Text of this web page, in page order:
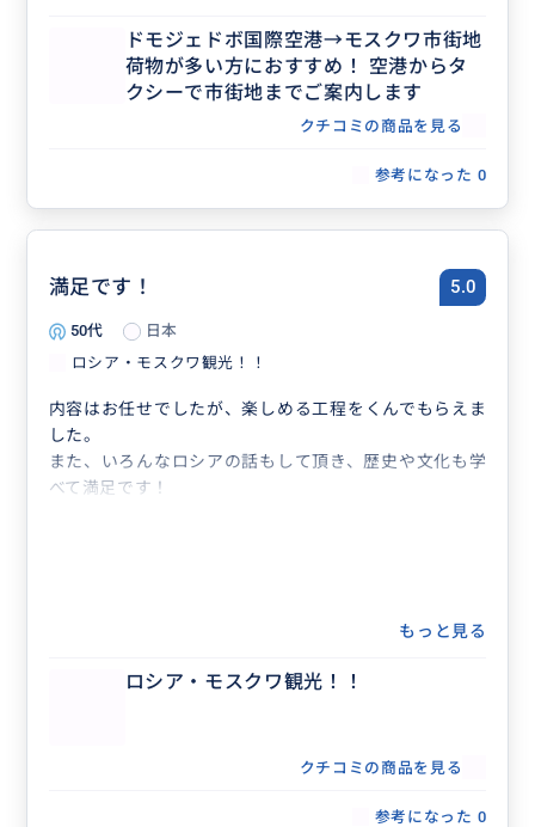
ドモジェドボ国際空港→モスクワ市街地
荷物が多い方におすすめ！ 空港からタ
クシーで市街地までご案内します
クチコミの商品を見る
参考になった 0
満足です！ 5.0
50代
日本
ロシア・モスクワ観光！！
内容はお任せでしたが、楽しめる工程をくんでもらえま
した。
また、いろんなロシアの話もして頂き、歴史や文化も学
べて満足です！
もっと見る
ロシア・モスクワ観光！！
クチコミの商品を見る
参考になった 0